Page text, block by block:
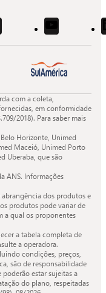
Acessar
o
Instagram
Acessar
o
Youtube
Quali.
com a coleta,
em conformidade
2018). Para saber mais
Horizonte, Unimed
Maceió, Unimed Porto
Uberaba, que são
ANS. Informações
dos produtos e
produtos pode variar de
a qual os proponentes
a tabela completa de
a operadora.
condições, preços,
são de responsabilidade
poderão estar sujeitas a
do plano, respeitadas